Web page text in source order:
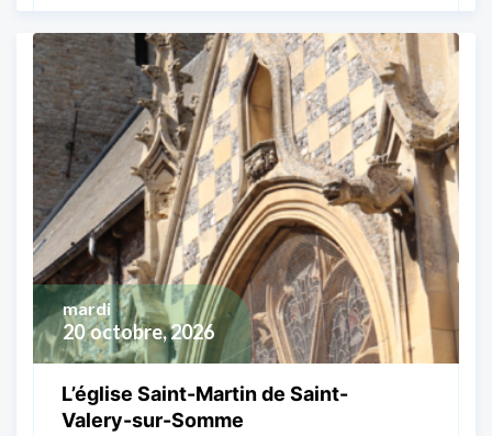
20 octobre, 2026
mardi
L’église Saint-Martin de Saint-
Valery-sur-Somme